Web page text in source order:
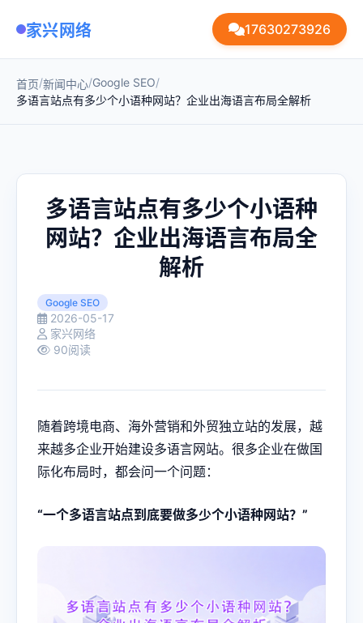
家兴网络 17630273926
首页/新闻中心/Google SEO/
多语言站点有多少个小语种网站？企业出海语言布局全解析
多语言站点有多少个小语种
网站？企业出海语言布局全
解析
Google SEO
2026-05-17
家兴网络
90阅读
随着跨境电商、海外营销和外贸独立站的发展，越
来越多企业开始建设多语言网站。很多企业在做国
际化布局时，都会问一个问题：
“一个多语言站点到底要做多少个小语种网站？”